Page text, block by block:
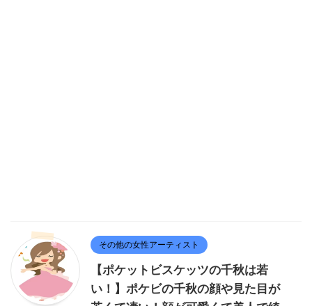
その他の女性アーティスト
【ポケットビスケッツの千秋は若
い！】ポケビの千秋の顔や見た目が